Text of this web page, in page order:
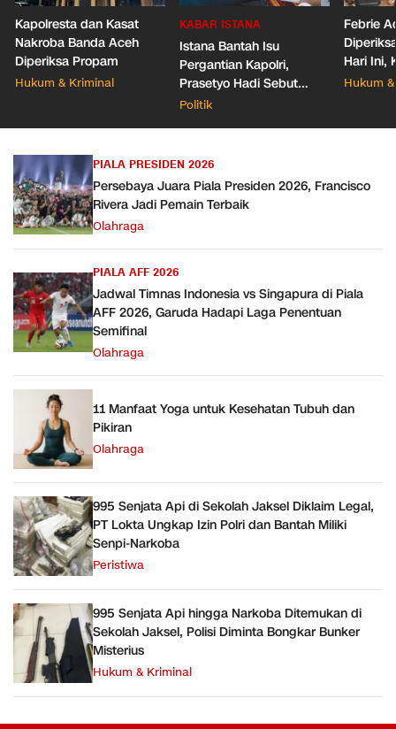
Kapolresta dan Kasat
Nakroba Banda Aceh
Diperiksa Propam
Hukum & Kriminal
KABAR ISTANA
Istana Bantah Isu
Pergantian Kapolri,
Prasetyo Hadi Sebut
Belum Ada Surpres
Politik
Febrie
Hari Ini,
Hukum
PIALA PRESIDEN 2026
Persebaya Juara Piala Presiden 2026, Francisco
Rivera Jadi Pemain Terbaik
Olahraga
PIALA AFF 2026
Jadwal Timnas Indonesia vs Singapura di Piala
AFF 2026, Garuda Hadapi Laga Penentuan
Semifinal
Olahraga
11 Manfaat Yoga untuk Kesehatan Tubuh dan
Pikiran
Olahraga
995 Senjata Api di Sekolah Jaksel Diklaim Legal,
PT Lokta Ungkap Izin Polri dan Bantah Miliki
Senpi-Narkoba
Peristiwa
995 Senjata Api hingga Narkoba Ditemukan di
Sekolah Jaksel, Polisi Diminta Bongkar Bunker
Misterius
Hukum & Kriminal